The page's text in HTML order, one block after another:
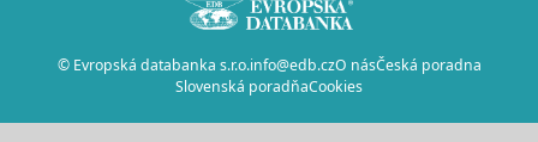
© Evropská databanka s.r.o.info@edb.czO násČeská poradna
Slovenská poradňaCookies